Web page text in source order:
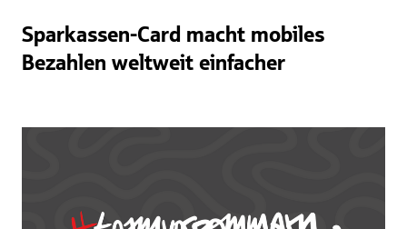
Sparkassen-Card macht mobiles
Bezahlen weltweit einfacher